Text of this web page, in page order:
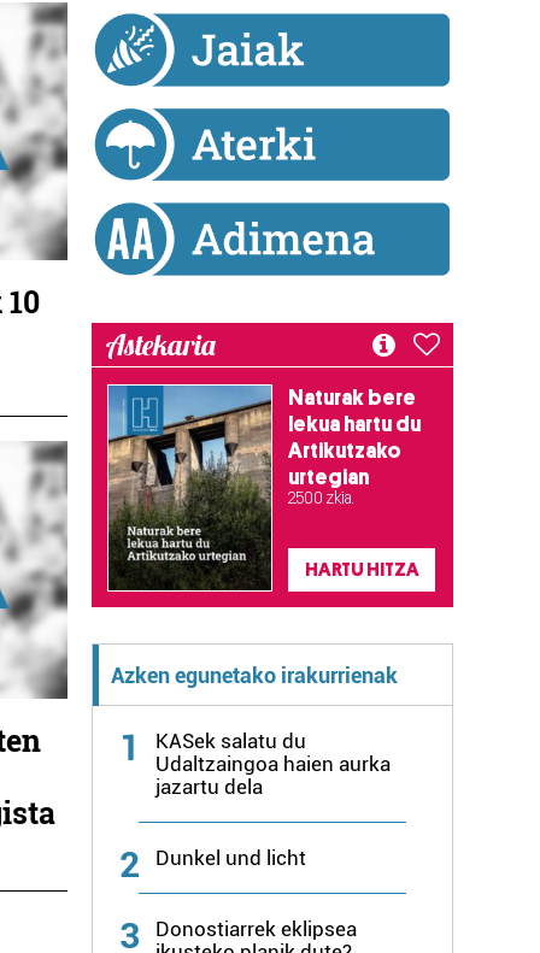
Astekaria
Naturak bere
lekua hartu du
Artikutzako
urtegian
2.500 zkia.
HARTU HITZA
Azken egunetako irakurrienak
1
KASek salatu du
Udaltzaingoa haien aurka
jazartu dela
2 Dunkel und licht
3
Donostiarrek eklipsea